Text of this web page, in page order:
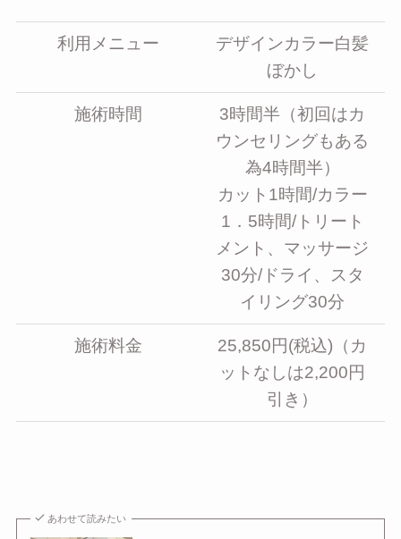
利用メニュー
デザインカラー白髪
ぼかし
施術時間
3時間半（初回はカ
ウンセリングもある
為4時間半）
カット1時間/カラー
1．5時間/トリート
メント、マッサージ
30分/ドライ、スタ
イリング30分
施術料金
25,850円(税込)（カ
ットなしは2,200円
引き）
あわせて読みたい